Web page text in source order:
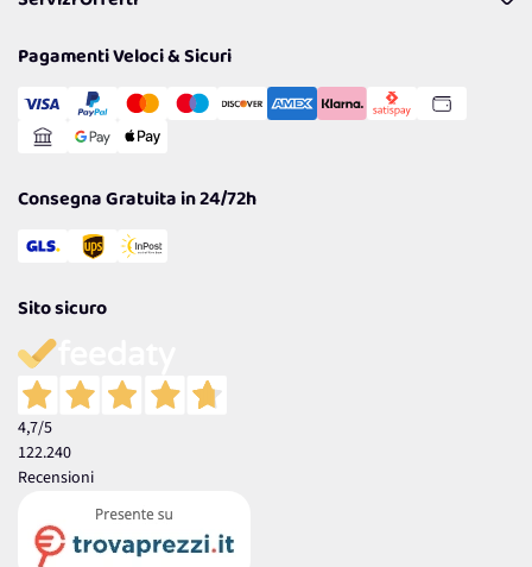
Politiche per la parità di genere
Cookie Policy
Gestisci Cookie
Reso Facile e Veloce
Pagamenti Veloci & Sicuri
Consegna Gratuita in 24/72h
Sito sicuro
4,7/5
122.240
Recensioni